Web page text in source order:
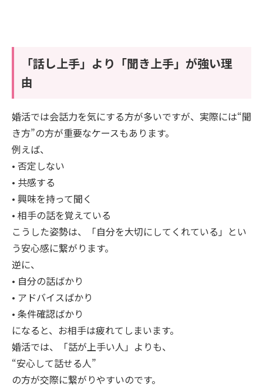
「話し上手」より「聞き上手」が強い理
由
婚活では会話力を気にする方が多いですが、実際には“聞
き方”の方が重要なケースもあります。
例えば、
• 否定しない
• 共感する
• 興味を持って聞く
• 相手の話を覚えている
こうした姿勢は、「自分を大切にしてくれている」とい
う安心感に繋がります。
逆に、
• 自分の話ばかり
• アドバイスばかり
• 条件確認ばかり
になると、お相手は疲れてしまいます。
婚活では、「話が上手い人」よりも、
“安心して話せる人”
の方が交際に繋がりやすいのです。